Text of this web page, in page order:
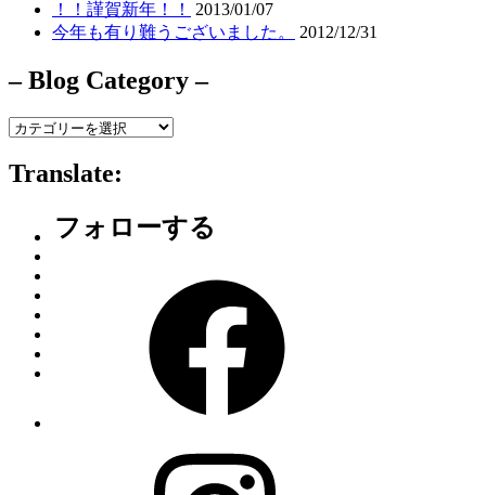
！！謹賀新年！！
2013/01/07
今年も有り難うございました。
2012/12/31
– Blog Category –
–
Category
–
Translate:
フォローする